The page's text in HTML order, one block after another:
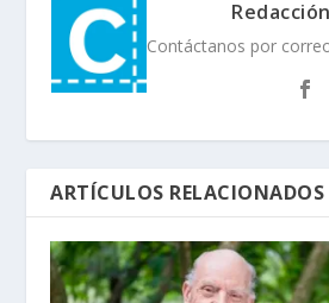
Contáctanos por
ARTÍCULOS RELACIONADOS